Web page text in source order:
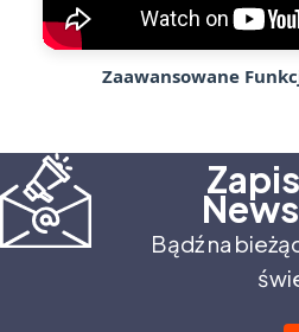
Zaawansowane
Bądź na